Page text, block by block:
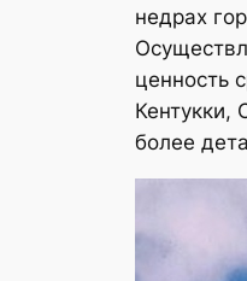
недрах
ценность
Кентукки,
более